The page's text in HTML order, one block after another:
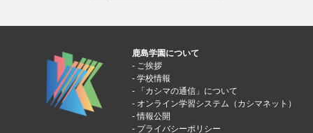
鹿島学園について
ご挨拶
学校情報
「カシマの通信」について
オンライン学習システム（カシマネット）
情報公開
プライバシーポリシー